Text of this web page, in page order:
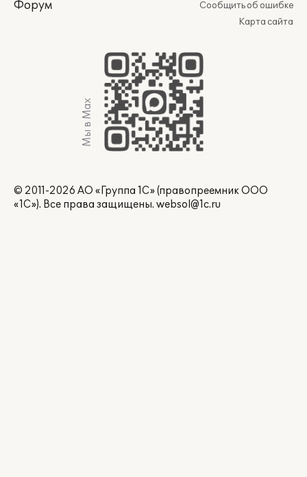
Форум
Сообщить об ошибке
Карта сайта
Мы в Max
© 2011-2026 АО «Группа 1С» (правопреемник ООО
«1С»). Все права защищены. websol@1c.ru